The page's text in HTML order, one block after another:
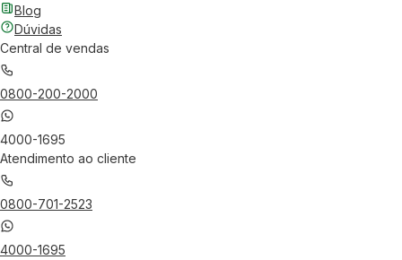
Blog
Dúvidas
Central de vendas
0800-200-2000
4000-1695
Atendimento ao cliente
0800-701-2523
4000-1695